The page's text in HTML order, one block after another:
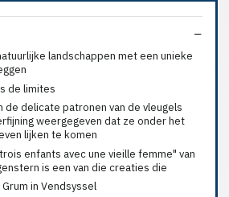
landschappen met een unieke
de limites
de delicate patronen van de vleugels
weergegeven dat ze onder het
lijken te komen
enfants avec une vieille femme" van
is een van die creaties die
in Vendsyssel